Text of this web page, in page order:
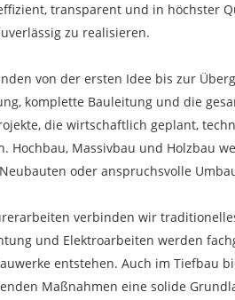
transparent und in höchster
zu realisieren.
von der ersten Idee bis zur
komplette Bauleitung und die
die wirtschaftlich geplant,
Massivbau und Holzbau
oder anspruchsvolle
verbinden wir
und Elektroarbeiten werden
entstehen. Auch im Tiefbau
Maßnahmen eine solide